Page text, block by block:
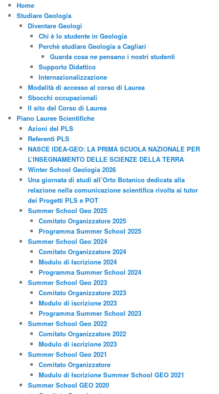
Home
Studiare Geologia
Diventare Geologi
Chi è lo studente in Geologia
Perchè studiare Geologia a Cagliari
Guarda cosa ne pensano i nostri studenti
Supporto Didattico
Internazionalizzazione
Modalità di accesso al corso di Laurea
Sbocchi occupazionali
Il sito del Corso di Laurea
Piano Lauree Scientifiche
Azioni del PLS
Referenti PLS
NASCE IDEA-GEO: LA PRIMA SCUOLA NAZIONALE PER
L’INSEGNAMENTO DELLE SCIENZE DELLA TERRA
Winter School Geologia 2026
Una giornata di studi all’Orto Botanico dedicata alla
relazione nella comunicazione scientifica rivolta ai tutor
dei Progetti PLS e POT
Summer School Geo 2025
Comitato Organizzatore 2025
Programma Summer School 2025
Summer School Geo 2024
Comitato Organizzatore 2024
Modulo di Iscrizione 2024
Programma Summer School 2024
Summer School Geo 2023
Comitato Organizzatore 2023
Modulo di iscrizione 2023
Programma Summer School 2023
Summer School Geo 2022
Comitato Organizzatore 2022
Modulo di iscrizione 2023
Summer School Geo 2021
Comitato Organizzatore
Modulo di Iscrizione Summer School GEO 2021
Summer School GEO 2020